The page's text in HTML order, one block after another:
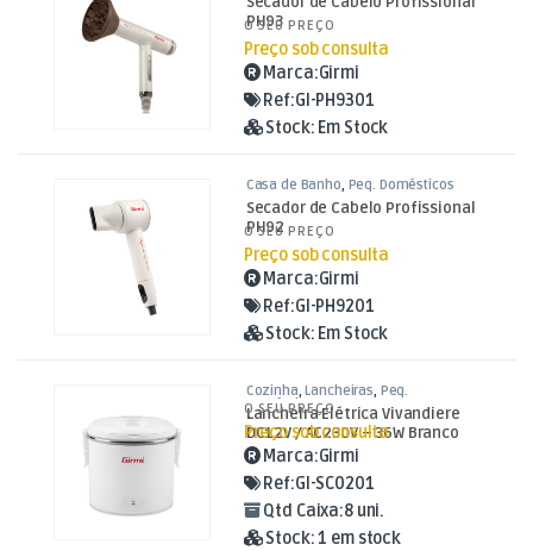
PH93
O SEU PREÇO
Preço sob consulta
Marca:Girmi
Ref:GI-PH9301
Stock: Em Stock
Casa de Banho, Peq. Domésticos
Secador de Cabelo Profissional
PH92
O SEU PREÇO
Preço sob consulta
Marca:Girmi
Ref:GI-PH9201
Stock: Em Stock
Cozinha,Lancheiras, Peq.
Domésticos
Lancheira Elétrica Vivandiere
DC12V / AC230V – 36W Branco
O SEU PREÇO
Preço sob consulta
Marca:Girmi
Ref:GI-SC0201
Qtd Caixa:8 uni.
Stock: 1 em stock